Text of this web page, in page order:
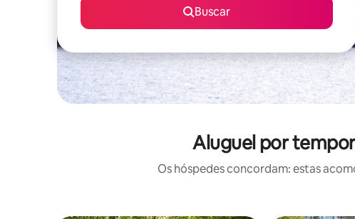
Buscar
Aluguel por
Os hóspedes concordam: estas